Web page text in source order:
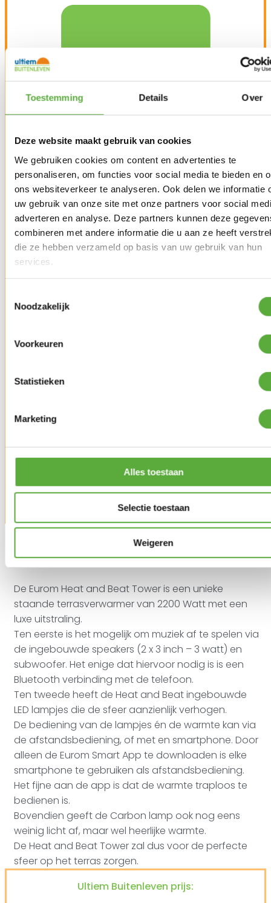
Toestemming Details Over
Deze website maakt gebruik van cookies
We gebruiken cookies om content en advertenties te
personaliseren, om functies voor social media te bieden en
ons websiteverkeer te analyseren. Ook delen we informatie
uw gebruik van onze site met onze partners voor social
adverteren en analyse. Deze partners kunnen deze
combineren met andere informatie die u aan ze heeft
die ze hebben verzameld op basis van uw gebruik van hun
services.
Noodzakelijk
Voorkeuren
Statistieken
Marketing
Alles toestaan
Selectie toestaan
Weigeren
Snelle verzending & levering aan huis
De Eurom Heat and Beat Tower is een unieke
staande terrasverwarmer van 2200 Watt met
een luxe uitstraling
De Eurom Heat and Beat Tower is een unieke
staande terrasverwarmer van 2200 Watt met een
luxe uitstraling.
Ten eerste is het mogelijk om muziek af te spelen via
de ingebouwde speakers (2 x 3 inch – 3 watt) en
subwoofer. Het enige dat hiervoor nodig is is een
Bluetooth verbinding met de telefoon.
Ten tweede heeft de Heat and Beat ingebouwde
LED lampjes die de sfeer aanzienlijk verhogen.
De bediening van de lampjes én de warmte kan via
de afstandsbediening, of met en smartphone. Door
alleen de Eurom Smart App te downloaden is elke
smartphone te gebruiken als afstandsbediening.
Het fijne aan de app is dat de warmte traploos te
bedienen is.
Bovendien geeft de Carbon lamp ook nog eens
weinig licht af, maar wel heerlijke warmte.
De Heat and Beat Tower zal dus voor de perfecte
sfeer op het terras zorgen.
Ultiem Buitenleven prijs: